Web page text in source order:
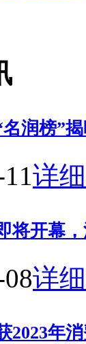
润榜”
详
将开幕
详
2023年